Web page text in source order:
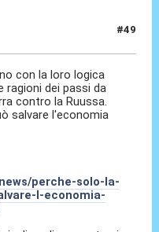
#49
con la loro logica
ragioni dei passi da
contro la Ruussa.
salvare l'economia
perche-solo-la-
l-economia-